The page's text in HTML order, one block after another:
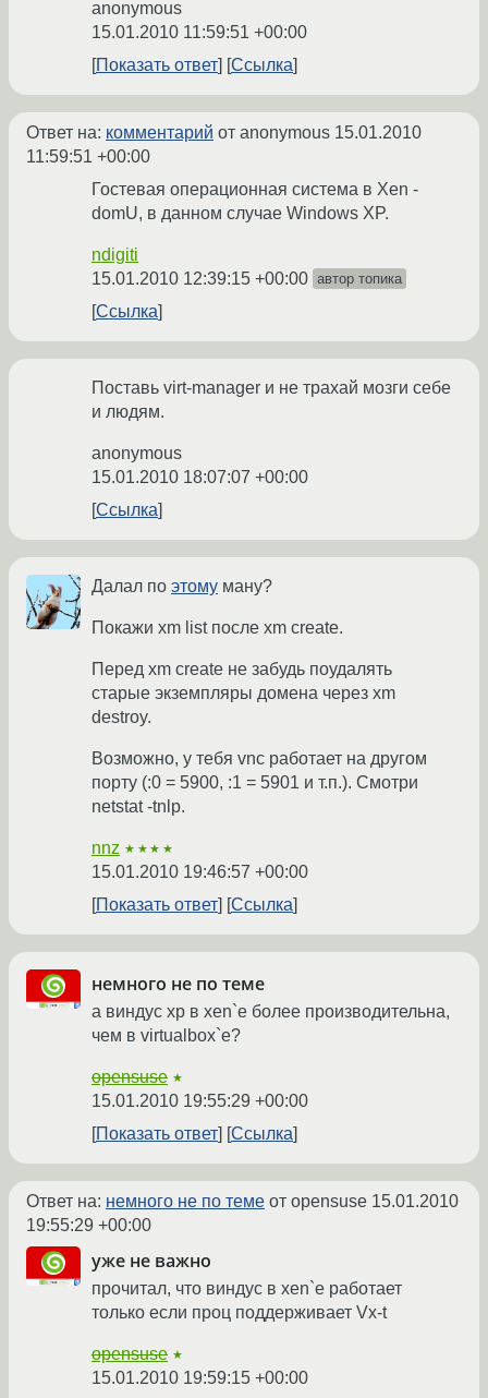
anonymous
15.01.2010 11:59:51 +00:00
Показать ответ
Ссылка
Ответ на: комментарий от anonymous 15.01.2010
11:59:51 +00:00
Гостевая операционная система в Xen -
domU, в данном случае Windows XP.
ndigiti
15.01.2010 12:39:15 +00:00 автор топика
Ссылка
Поставь virt-manager и не трахай мозги себе
и людям.
anonymous
15.01.2010 18:07:07 +00:00
Ссылка
Далал по этому ману?
Покажи xm list после xm create.
Перед xm create не забудь поудалять
старые экземпляры домена через xm
destroy.
Возможно, у тебя vnc работает на другом
порту (:0 = 5900, :1 = 5901 и т.п.). Смотри
netstat -tnlp.
nnz ★★★★
15.01.2010 19:46:57 +00:00
Показать ответ
Ссылка
немного не по теме
а виндус хр в xen`е более производительна,
чем в virtualbox`е?
opensuse ★
15.01.2010 19:55:29 +00:00
Показать ответ
Ссылка
Ответ на: немного не по теме от opensuse 15.01.2010
19:55:29 +00:00
уже не важно
прочитал, что виндус в xen`е работает
только если проц поддерживает Vx-t
opensuse ★
15.01.2010 19:59:15 +00:00